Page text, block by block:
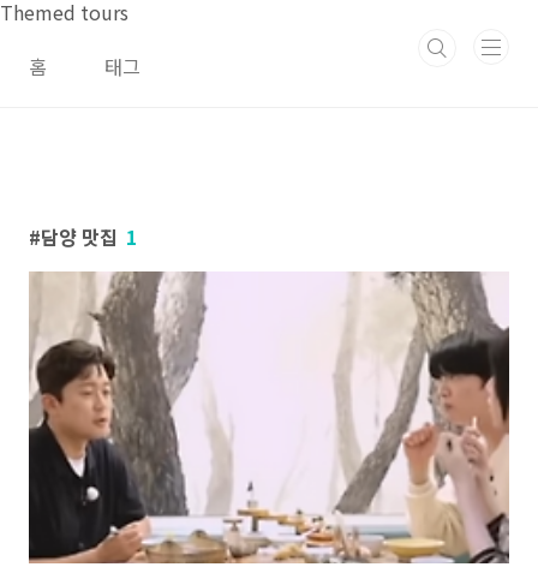
본문 바로가기
Themed tours
홈
태그
담양 맛집 1